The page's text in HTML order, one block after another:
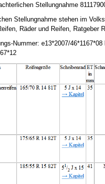
Stellungnahme
Stellungnahme stehen im
Räder und Reifen, Ratgeber
Nummer: e13*2007/46*1167*08